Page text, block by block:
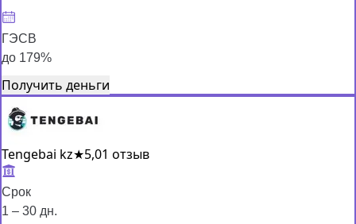
ГЭСВ
до 179%
Получить деньги
Tengebai kz★5,01 отзыв
Срок
1 – 30 дн.